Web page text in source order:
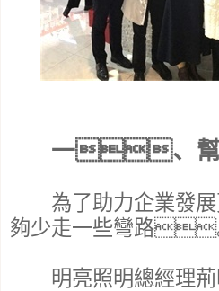
一、幫
為了助力企業發展
夠少走一些彎路
明亮照明總經理荊